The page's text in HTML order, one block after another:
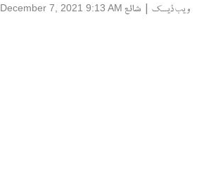
ویب ڈیسک | شائع December 7, 2021 9:13 AM